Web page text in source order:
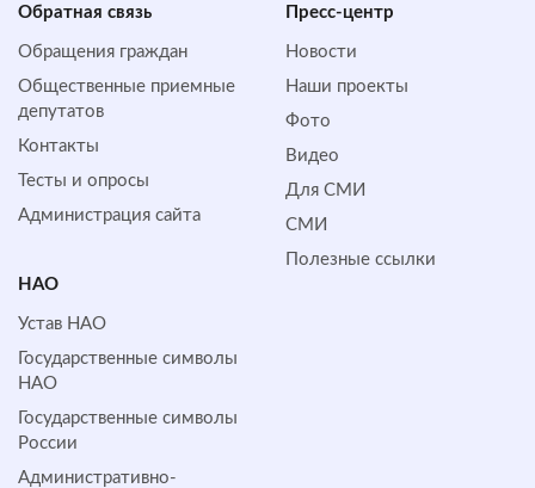
Обратная cвязь
Обращения граждан
Общественные приемные
депутатов
Контакты
Тесты и опросы
Администрация сайта
Пресс-центр
Новости
Наши проекты
Фото
Видео
Для СМИ
СМИ
Полезные ссылки
НАО
Устав НАО
Государственные символы
НАО
Государственные символы
России
Административно-